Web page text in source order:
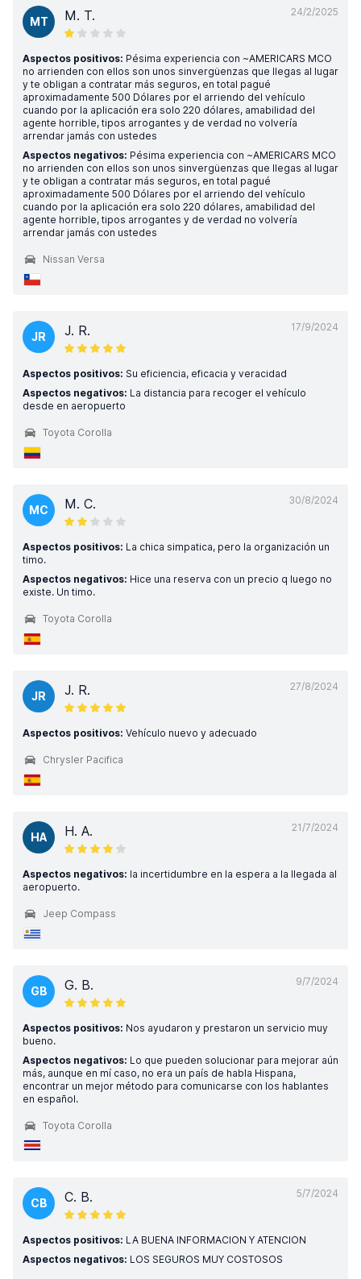
24/2/2025
MT M. T.
Aspectos positivos: Pésima experiencia con ~AMERICARS MCO
no arrienden con ellos son unos sinvergüenzas que llegas al lugar
y te obligan a contratar más seguros, en total pagué
aproximadamente 500 Dólares por el arriendo del vehículo
cuando por la aplicación era solo 220 dólares, amabilidad del
agente horrible, tipos arrogantes y de verdad no volvería
arrendar jamás con ustedes
Aspectos negativos: Pésima experiencia con ~AMERICARS MCO
no arrienden con ellos son unos sinvergüenzas que llegas al lugar
y te obligan a contratar más seguros, en total pagué
aproximadamente 500 Dólares por el arriendo del vehículo
cuando por la aplicación era solo 220 dólares, amabilidad del
agente horrible, tipos arrogantes y de verdad no volvería
arrendar jamás con ustedes
Nissan Versa
17/9/2024
JR J. R.
Aspectos positivos: Su eficiencia, eficacia y veracidad
Aspectos negativos: La distancia para recoger el vehículo
desde en aeropuerto
Toyota Corolla
30/8/2024
MC M. C.
Aspectos positivos: La chica simpatica, pero la organización un
timo.
Aspectos negativos: Hice una reserva con un precio q luego no
existe. Un timo.
Toyota Corolla
27/8/2024
JR J. R.
Aspectos positivos: Vehículo nuevo y adecuado
Chrysler Pacifica
21/7/2024
HA H. A.
Aspectos negativos: la incertidumbre en la espera a la llegada al
aeropuerto.
Jeep Compass
9/7/2024
GB G. B.
Aspectos positivos: Nos ayudaron y prestaron un servicio muy
bueno.
Aspectos negativos: Lo que pueden solucionar para mejorar aún
más, aunque en mí caso, no era un país de habla Hispana,
encontrar un mejor método para comunicarse con los hablantes
en español.
Toyota Corolla
5/7/2024
CB C. B.
Aspectos positivos: LA BUENA INFORMACION Y ATENCION
Aspectos negativos: LOS SEGUROS MUY COSTOSOS